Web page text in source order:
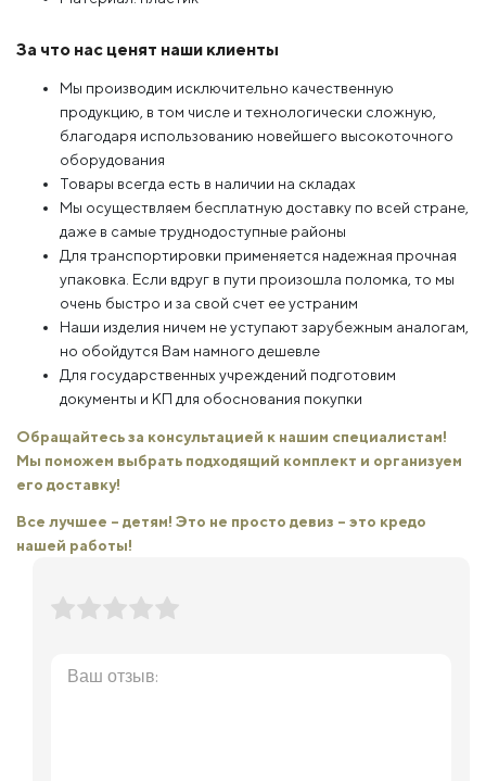
За что нас ценят наши клиенты
Мы производим исключительно качественную
продукцию, в том числе и технологически сложную,
благодаря использованию новейшего высокоточного
оборудования
Товары всегда есть в наличии на складах
Мы осуществляем бесплатную доставку по всей стране,
даже в самые труднодоступные районы
Для транспортировки применяется надежная прочная
упаковка. Если вдруг в пути произошла поломка, то мы
очень быстро и за свой счет ее устраним
Наши изделия ничем не уступают зарубежным аналогам,
но обойдутся Вам намного дешевле
Для государственных учреждений подготовим
документы и КП для обоснования покупки
Обращайтесь за консультацией к нашим специалистам!
Мы поможем выбрать подходящий комплект и организуем
его доставку!
Все лучшее – детям! Это не просто девиз – это кредо
нашей работы!